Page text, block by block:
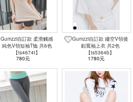
Gumzzi自訂款 柔滑觸感
純色V領短袖T恤 共6色
【ts4674t】
780元
Gumzzi自訂款 縷空V領後
釦寬袖上衣 共2色
【ts5364b】
1780元